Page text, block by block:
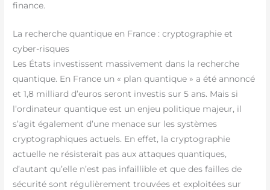
finance.
La recherche quantique en France : cryptographie et
cyber-risques
Les États investissent massivement dans la recherche
quantique. En France un « plan quantique » a été annoncé
et 1,8 milliard d’euros seront investis sur 5 ans. Mais si
l’ordinateur quantique est un enjeu politique majeur, il
s’agit également d’une menace sur les systèmes
cryptographiques actuels. En effet, la cryptographie
actuelle ne résisterait pas aux attaques quantiques,
d’autant qu’elle n’est pas infaillible et que des failles de
sécurité sont régulièrement trouvées et exploitées sur